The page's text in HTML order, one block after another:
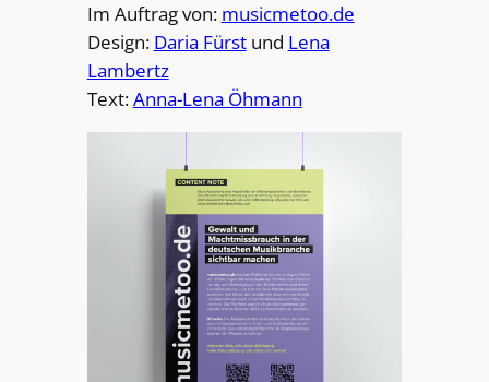
Im Auftrag von: musicmetoo.de
Design: Daria Fürstund Lena
Lambertz
Text:Anna-Lena Öhmann